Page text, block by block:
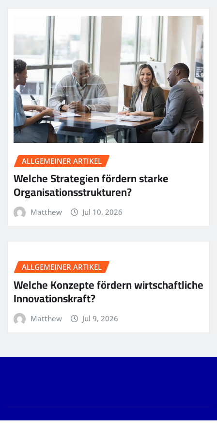
ALLGEMEINER ARTIKEL
Welche Strategien fördern starke
Organisationsstrukturen?
Matthew Jul 10, 2026
ALLGEMEINER ARTIKEL
Welche Konzepte fördern wirtschaftliche
Innovationskraft?
Matthew Jul 9, 2026